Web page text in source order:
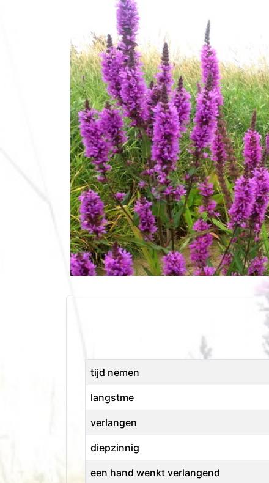
Titel
tijd nemen
langstme
verlangen
diepzinnig
een hand wenkt verlangend